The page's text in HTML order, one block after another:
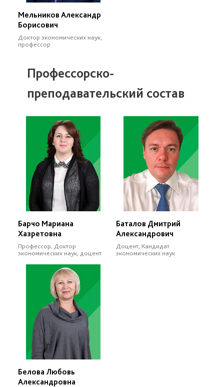
Мельников Александр
Борисович
Доктор экономических наук,
профессор
Профессорско-
преподавательский состав
Барчо Мариана
Хазретовна
Профессор, Доктор
экономических наук, доцент
Баталов Дмитрий
Александрович
Доцент, Кандидат
экономических наук
Белова Любовь
Александровна